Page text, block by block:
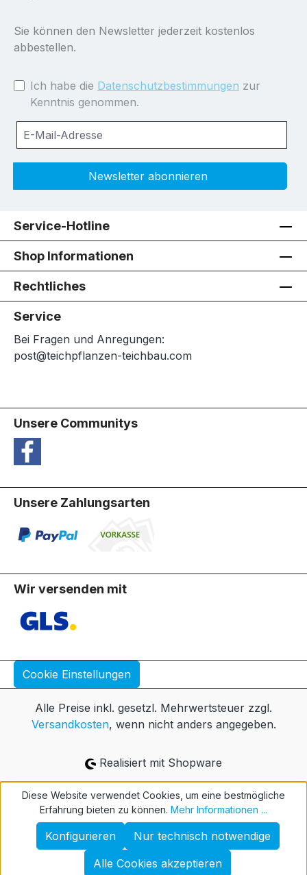
Sie können den Newsletter jederzeit kostenlos
abbestellen.
Ich habe die Datenschutzbestimmungen zur
Kenntnis genommen.
Newsletter abonnieren
Service-Hotline
Shop Informationen
Rechtliches
Service
Bei Fragen und Anregungen:
post@teichpflanzen-teichbau.com
Unsere Communitys
Unsere Zahlungsarten
Wir versenden mit
Cookie Einstellungen
Alle Preise inkl. gesetzl. Mehrwertsteuer zzgl.
Versandkosten, wenn nicht anders angegeben.
Realisiert mit Shopware
Diese Website verwendet Cookies, um eine bestmögliche
Erfahrung bieten zu können. Mehr Informationen ...
Nur technisch notwendige
Konfigurieren
Alle Cookies akzeptieren